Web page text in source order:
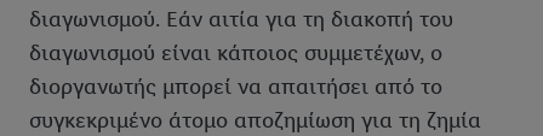
διαγωνισμού. Εάν αιτία για τη διακοπή του
διαγωνισμού είναι κάποιος συμμετέχων, ο
διοργανωτής μπορεί να απαιτήσει από το
συγκεκριμένο άτομο αποζημίωση για τη ζημία